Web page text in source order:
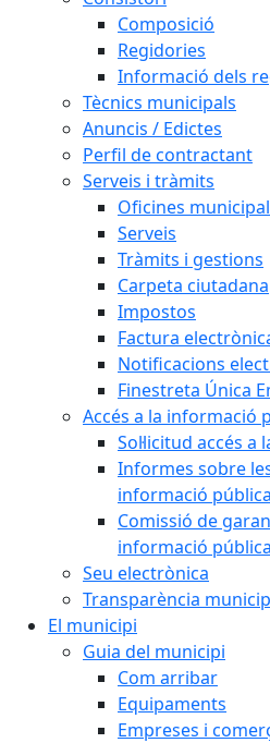
Composició
Regidories
Informació dels
Tècnics municipals
Anuncis / Edictes
Perfil de contractant
Serveis i tràmits
Oficines
Serveis
Tràmits i gestions
Carpeta ciutadana
Impostos
Factura
Notificacions
Finestreta Única
Accés a la informació
Sol·licitud accés
Informes sobre
informació pública
Comissió de
informació pública
Seu electrònica
Transparència
El municipi
Guia del municipi
Com arribar
Equipaments
Empreses i